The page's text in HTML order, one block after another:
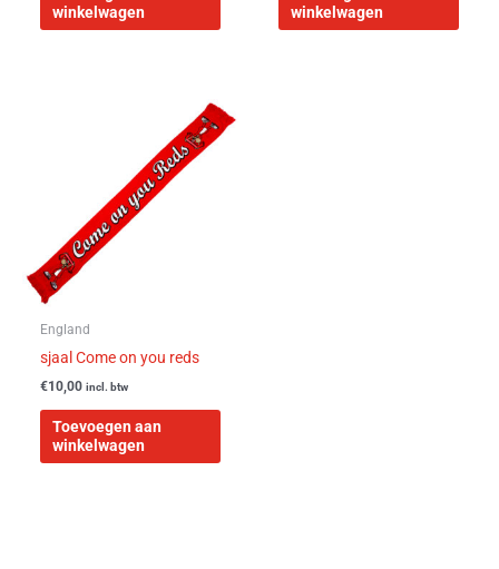
winkelwagen
winkelwagen
England
sjaal Come on you reds
€10,00 incl. btw
Toevoegen aan
winkelwagen